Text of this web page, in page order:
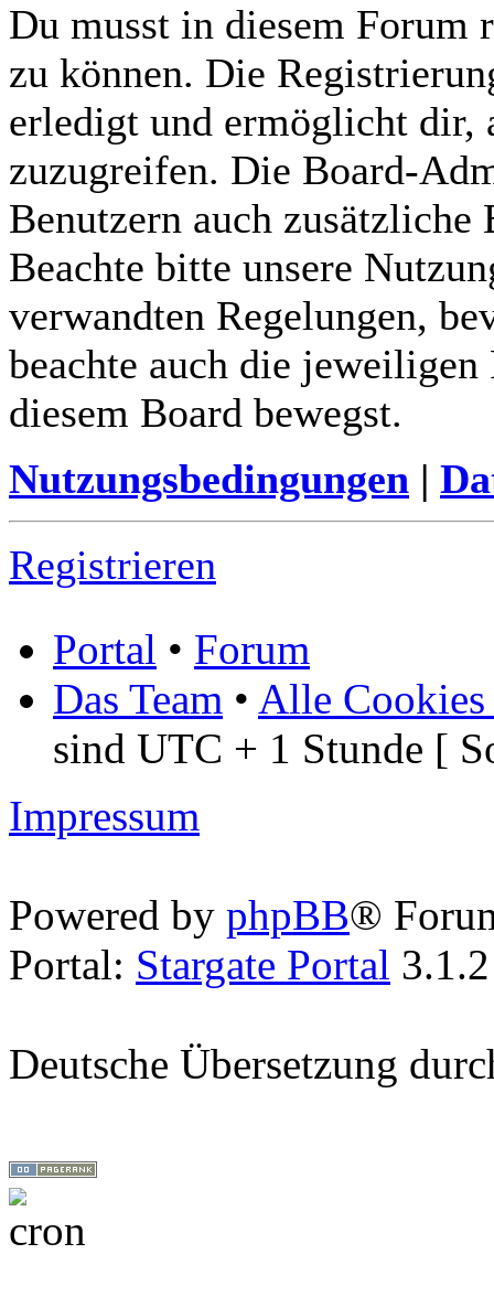
Du musst in diesem Forum
zu können. Die
erledigt und ermöglicht dir,
zuzugreifen. Die Board-
Benutzern auch zusätzliche
Beachte bitte unsere
verwandten Regelungen,
beachte auch die
diesem Board bewegst.
Nutzungsbedingungen |
Registrieren
Portal • Forum
Das Team • Alle Cookies
sind UTC + 1 Stunde [
Impressum
Powered by phpBB®
Portal: Stargate Portal
Deutsche Übersetzung